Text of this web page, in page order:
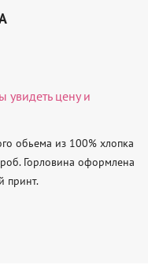
увидеть цену и
обьема из 100% хлопка
Горловина оформлена
принт.